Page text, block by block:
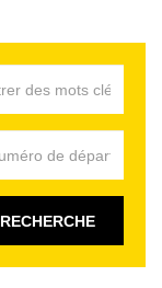
RECHERCHE